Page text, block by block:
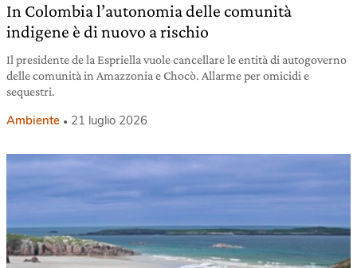
In Colombia l’autonomia delle comunità
indigene è di nuovo a rischio
Il presidente de la Espriella vuole cancellare le entità di autogoverno
delle comunità in Amazzonia e Chocò. Allarme per omicidi e
sequestri.
Ambiente 21 luglio 2026